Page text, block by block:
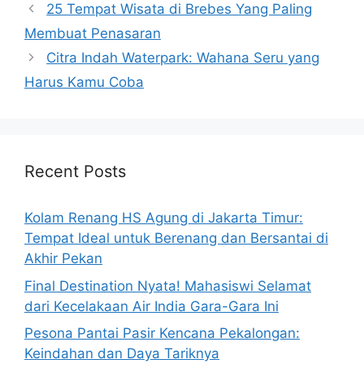
25 Tempat Wisata di Brebes Yang Paling
Membuat Penasaran
Citra Indah Waterpark: Wahana Seru yang
Harus Kamu Coba
Recent Posts
Kolam Renang HS Agung di Jakarta Timur:
Tempat Ideal untuk Berenang dan Bersantai di
Akhir Pekan
Final Destination Nyata! Mahasiswi Selamat
dari Kecelakaan Air India Gara-Gara Ini
Pesona Pantai Pasir Kencana Pekalongan:
Keindahan dan Daya Tariknya